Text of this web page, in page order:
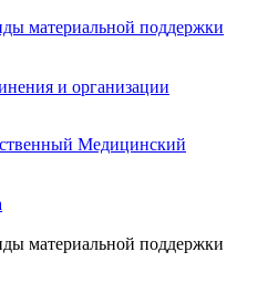
материальной поддержки
и организации
Медицинский
материальной поддержки